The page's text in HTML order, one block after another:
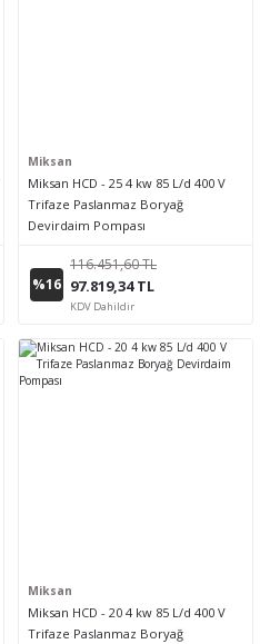
Miksan
Miksan HCD - 25 4 kw 85 L/d 400 V
Trifaze Paslanmaz Boryağ
Devirdaim Pompası
%16
116.451,60 TL
97.819,34 TL
KDV Dahildir
Miksan
Miksan HCD - 20 4 kw 85 L/d 400 V
Trifaze Paslanmaz Boryağ